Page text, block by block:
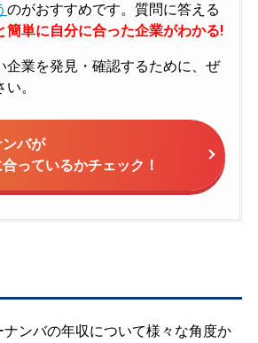
のがおすすめです。質問に答える
簡単に自分に合った企業がわかる!
企業を発見・確認するために、ぜ
。
バが
っているかチェック！
ンバの年収について様々な角度か